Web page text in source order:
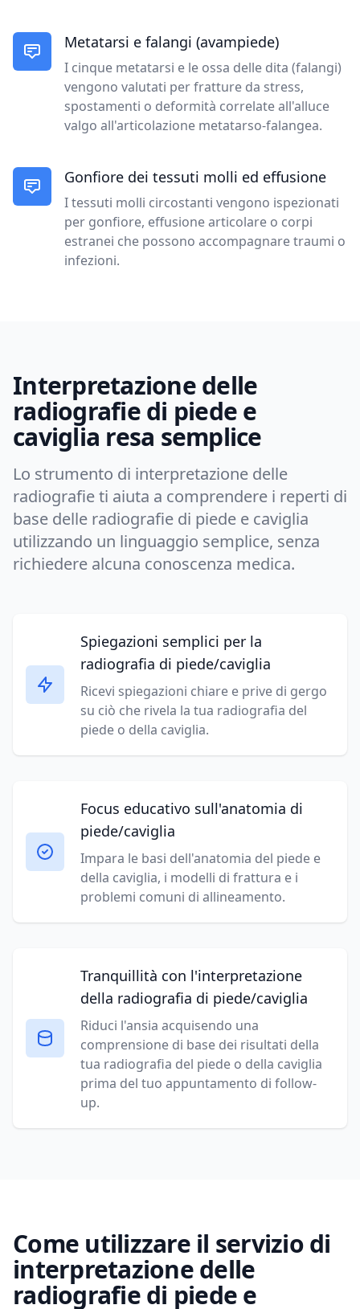
Metatarsi e falangi (avampiede)
I cinque metatarsi e le ossa delle dita (falangi)
vengono valutati per fratture da stress,
spostamenti o deformità correlate all'alluce
valgo all'articolazione metatarso-falangea.
Gonfiore dei tessuti molli ed effusione
I tessuti molli circostanti vengono ispezionati
per gonfiore, effusione articolare o corpi
estranei che possono accompagnare traumi o
infezioni.
Interpretazione delle
radiografie di piede e
caviglia resa semplice
Lo strumento di interpretazione delle
radiografie ti aiuta a comprendere i reperti di
base delle radiografie di piede e caviglia
utilizzando un linguaggio semplice, senza
richiedere alcuna conoscenza medica.
Spiegazioni semplici per la
radiografia di piede/caviglia
Ricevi spiegazioni chiare e prive di gergo
su ciò che rivela la tua radiografia del
piede o della caviglia.
Focus educativo sull'anatomia di
piede/caviglia
Impara le basi dell'anatomia del piede e
della caviglia, i modelli di frattura e i
problemi comuni di allineamento.
Tranquillità con l'interpretazione
della radiografia di piede/caviglia
Riduci l'ansia acquisendo una
comprensione di base dei risultati della
tua radiografia del piede o della caviglia
prima del tuo appuntamento di follow-
up.
Come utilizzare il servizio di
interpretazione delle
radiografie di piede e